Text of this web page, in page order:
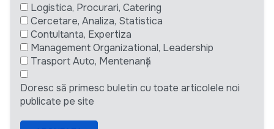
Logistica, Procurari, Catering
Cercetare, Analiza, Statistica
Contultanta, Expertiza
Management Organizational, Leadership
Trasport Auto, Mentenanță
Doresc să primesc buletin cu toate articolele noi
publicate pe site